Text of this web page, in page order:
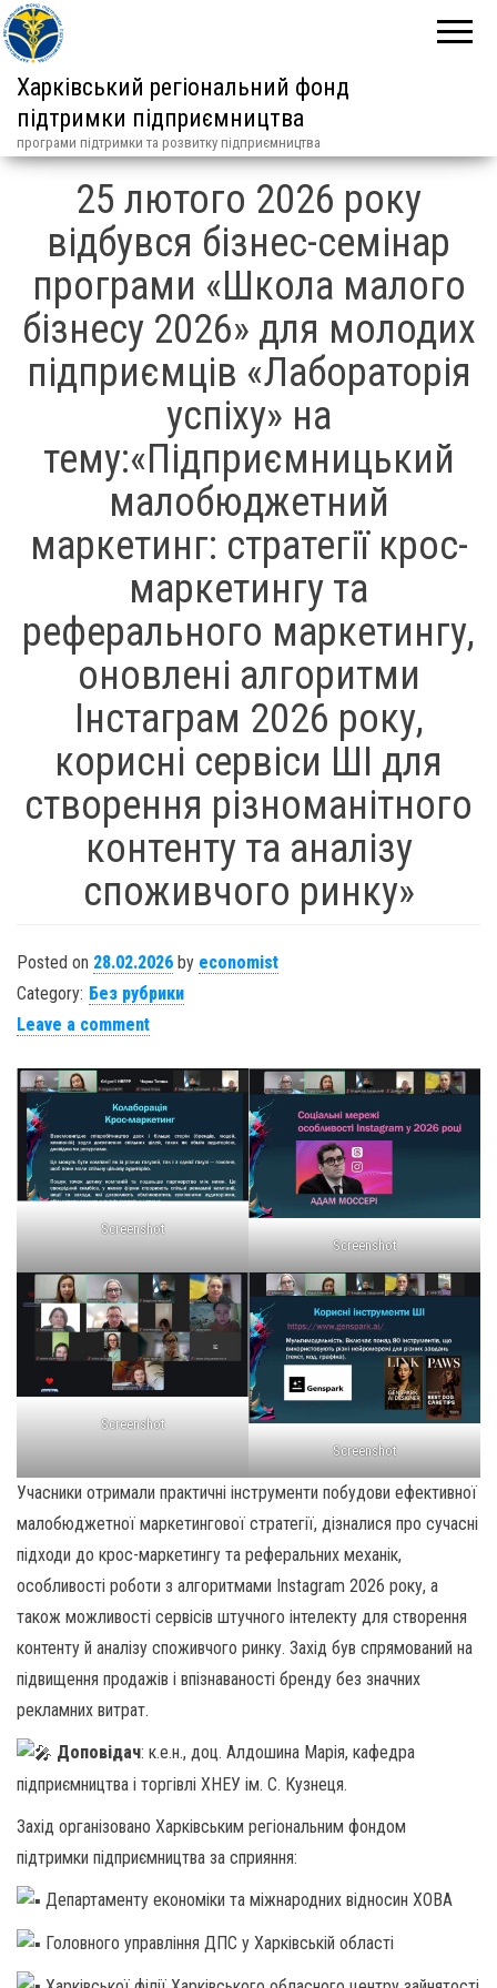
Харківський регіональний фонд
підтримки підприємництва
програми підтримки та розвитку підприємництва
25 лютого 2026 року
відбувся бізнес-семінар
програми «Школа малого
бізнесу 2026» для молодих
підприємців «Лабораторія
успіху» на
тему:«Підприємницький
малобюджетний
маркетинг: стратегії крос-
маркетингу та
реферального маркетингу,
оновлені алгоритми
Інстаграм 2026 року,
корисні сервіси ШІ для
створення різноманітного
контенту та аналізу
споживчого ринку»
Posted on 28.02.2026 by economist
Category: Без рубрики
Leave a comment
Screenshot
Screenshot
Screenshot
Screenshot
Учасники отримали практичні інструменти побудови ефективної
малобюджетної маркетингової стратегії, дізналися про сучасні
підходи до крос-маркетингу та реферальних механік,
особливості роботи з алгоритмами Instagram 2026 року, а
також можливості сервісів штучного інтелекту для створення
контенту й аналізу споживчого ринку. Захід був спрямований на
підвищення продажів і впізнаваності бренду без значних
рекламних витрат.
Доповідач: к.е.н., доц. Алдошина Марія, кафедра
підприємництва і торгівлі ХНЕУ ім. С. Кузнеця.
Захід організовано Харківським регіональним фондом
підтримки підприємництва за сприяння:
Департаменту економіки та міжнародних відносин ХОВА
Головного управління ДПС у Харківській області